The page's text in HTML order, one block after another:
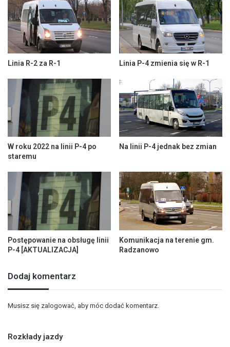
Linia R-2 za R-1 Linia P-4 zmienia się w R-1
W roku 2022 na linii P-4 po
staremu
Na linii P-4 jednak bez zmian
Postępowanie na obsługę linii
P-4 [AKTUALIZACJA]
Komunikacja na terenie gm.
Radzanowo
Dodaj komentarz
Musisz się zalogować , aby móc dodać komentarz.
Rozkłady jazdy